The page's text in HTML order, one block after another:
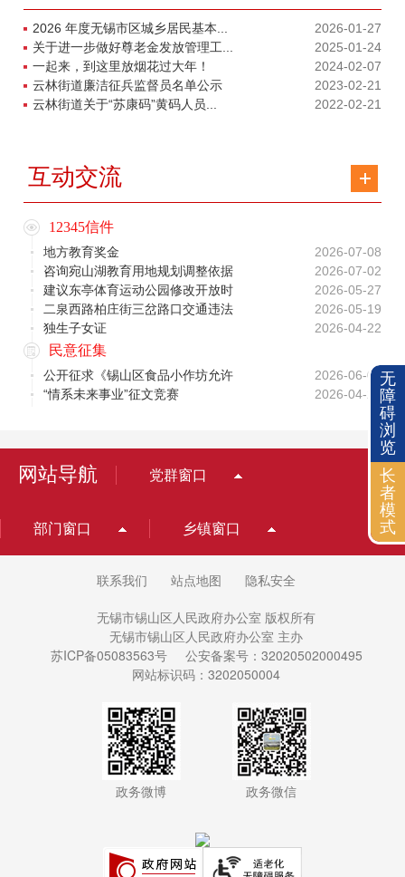
2026-01-27
2026 年度无锡市区城乡居民基本...
2025-01-24
关于进一步做好尊老金发放管理工...
2024-02-07
一起来，到这里放烟花过大年！
2023-02-21
云林街道廉洁征兵监督员名单公示
2022-02-21
云林街道关于“苏康码”黄码人员...
互动交流
12345信件
2026-07-08
地方教育奖金
2026-07-02
咨询宛山湖教育用地规划调整依据
2026-05-27
建议东亭体育运动公园修改开放时
2026-05-19
二泉西路柏庄街三岔路口交通违法
2026-04-22
独生子女证
民意征集
2026-06-08
公开征求《锡山区食品小作坊允许
2026-04-28
“情系未来事业”征文竞赛
网站导航 党群窗口
部门窗口 乡镇窗口
联系我们 站点地图 隐私安全
无锡市锡山区人民政府办公室 版权所有
无锡市锡山区人民政府办公室 主办
苏ICP备05083563号
公安备案号：32020502000495
网站标识码：3202050004
政务微博 政务微信
无
障
碍
浏
览
长
者
模
式